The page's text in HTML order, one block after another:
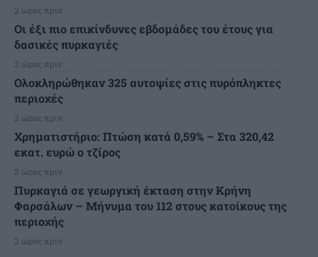
2 ώρες πριν
Οι έξι πιο επικίνδυνες εβδομάδες του έτους για
δασικές πυρκαγιές
2 ώρες πριν
Ολοκληρώθηκαν 325 αυτοψίες στις πυρόπληκτες
περιοχές
2 ώρες πριν
Χρηματιστήριο: Πτώση κατά 0,59% – Στα 320,42
εκατ. ευρώ ο τζίρος
2 ώρες πριν
Πυρκαγιά σε γεωργική έκταση στην Κρήνη
Φαρσάλων – Μήνυμα του 112 στους κατοίκους της
περιοχής
2 ώρες πριν